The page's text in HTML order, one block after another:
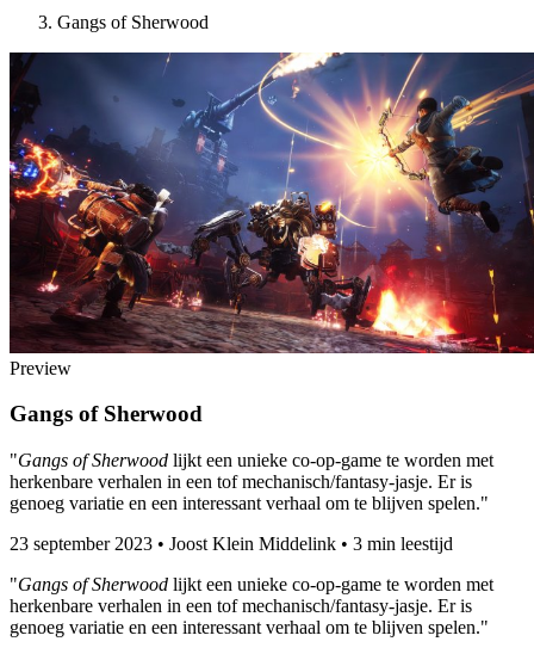
Gangs of Sherwood
Preview
Gangs of Sherwood
"Gangs of Sherwood lijkt een unieke co-op-game te worden met
herkenbare verhalen in een tof mechanisch/fantasy-jasje. Er is
genoeg variatie en een interessant verhaal om te blijven spelen."
23 september 2023 • Joost Klein Middelink • 3 min leestijd
"Gangs of Sherwood lijkt een unieke co-op-game te worden met
herkenbare verhalen in een tof mechanisch/fantasy-jasje. Er is
genoeg variatie en een interessant verhaal om te blijven spelen."